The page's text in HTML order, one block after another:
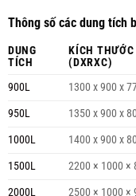
Thông số các dung tích
DUNG
TÍCH
KÍCH THƯỚC
(DXRXC)
900L 1300 x 900 x
950L
1350 x 900 x
1000L
1400 x 900 x
1500L
2200 × 1000 ×
2000L
2500 × 1000 ×